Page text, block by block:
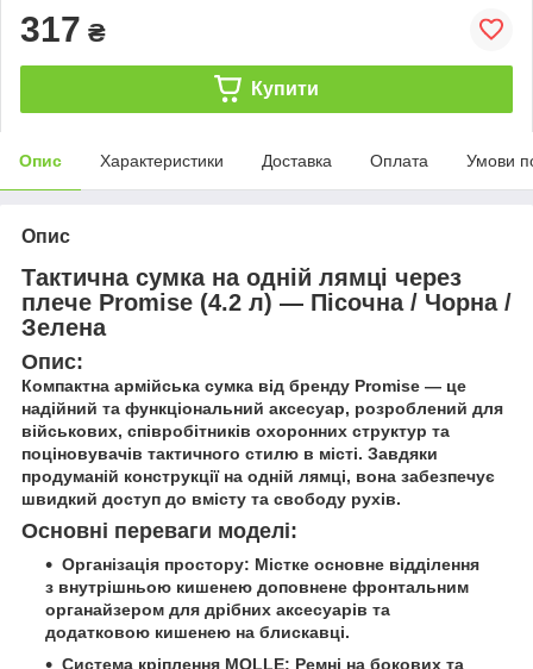
317 ₴
Купити
Опис Характеристики Доставка Оплата Умови
Опис
Тактична сумка на одній лямці через
плече Promise (4.2 л) — Пісочна / Чорна /
Зелена
Опис:
Компактна армійська сумка від бренду Promise — це
надійний та функціональний аксесуар, розроблений для
військових, співробітників охоронних структур та
поціновувачів тактичного стилю в місті. Завдяки
продуманій конструкції на одній лямці, вона забезпечує
швидкий доступ до вмісту та свободу рухів.
Основні переваги моделі:
Організація простору: Містке основне відділення
з внутрішньою кишенею доповнене фронтальним
органайзером для дрібних аксесуарів та
додатковою кишенею на блискавці.
Система кріплення MOLLE: Ремні на бокових та